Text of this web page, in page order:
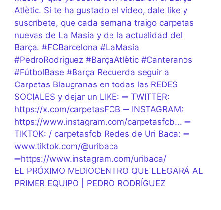
EL PRÓXIMO MEDIOCENTRO QUE LLEGARÁ AL
PRIMER EQUIPO | PEDRO RODRÍGUEZ